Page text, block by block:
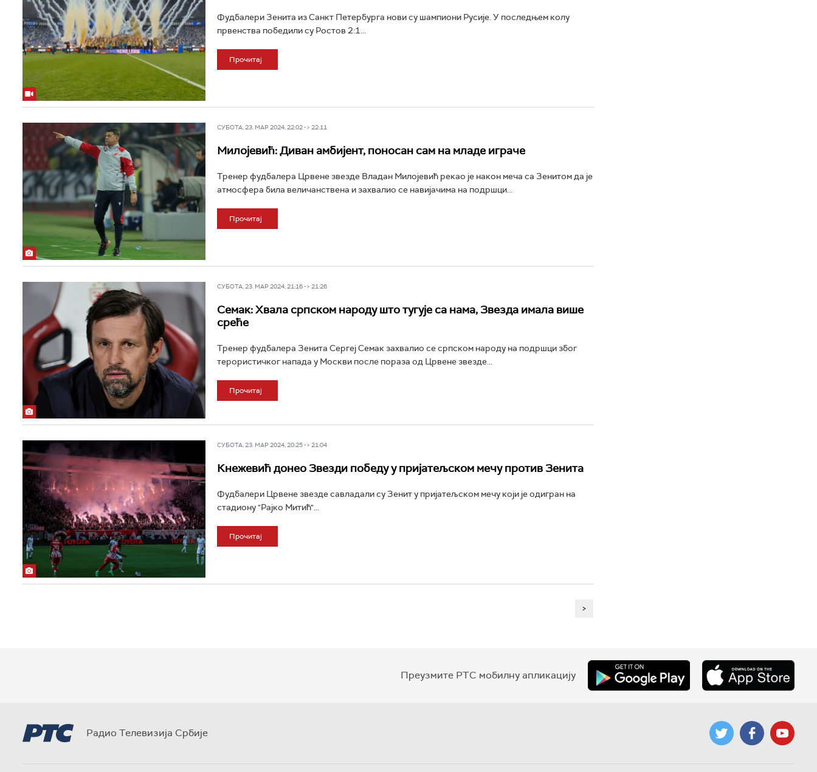
Фудбалери Зенита из Санкт Петербурга нови су шампиони Русије. У последњем колу
првенства победили су Ростов 2:1...
Прочитај
СУБОТА, 23. МАР 2024, 22:02 -> 22:11
Милојевић: Диван амбијент, поносан сам на младе играче
Тренер фудбалера Црвене звезде Владан Милојевић рекао је након меча са Зенитом да је
атмосфера била величанствена и захвалио се навијачима на подршци...
Прочитај
СУБОТА, 23. МАР 2024, 21:16 -> 21:26
Семак: Хвала српском народу што тугује са нама, Звезда имала више
среће
Тренер фудбалера Зенита Сергеј Семак захвалио се српском народу на подршци због
терористичког напада у Москви после пораза од Црвене звезде...
Прочитај
СУБОТА, 23. МАР 2024, 20:25 -> 21:04
Кнежевић донео Звезди победу у пријатељском мечу против Зенита
Фудбалери Црвене звезде савладали су Зенит у пријатељском мечу који је одигран на
стадиону "Рајко Митић"...
Прочитај
>
Преузмите РТС мобилну апликацију
Радио Телевизија Србије